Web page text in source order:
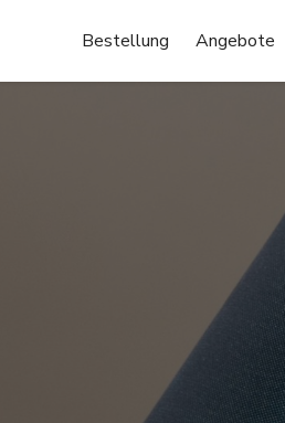
Bestellung Angebote